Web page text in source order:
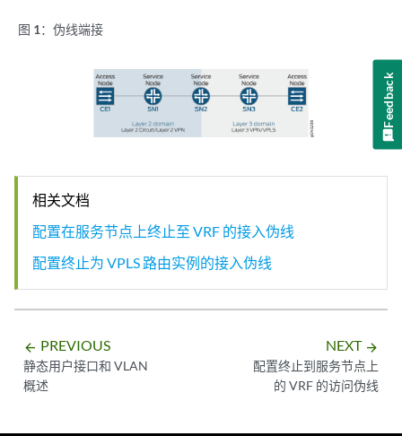
图 1： 伪线端接
相关文档
配置在服务节点上终止至 VRF 的接入伪线
配置终止为 VPLS 路由实例的接入伪线
arrow_backward PREVIOUS
静态用户接口和 VLAN
概述
NEXT arrow_forward
配置终止到服务节点上
的 VRF 的访问伪线
Feedback